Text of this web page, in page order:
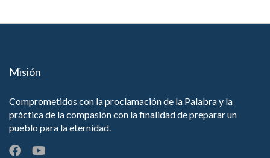
Misión
Comprometidos con la proclamación de la Palabra y la
práctica de la compasión con la finalidad de preparar un
pueblo para la eternidad.